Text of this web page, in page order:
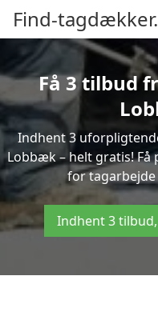
Find-
Få 3 tilbud
Indhent 3
Lobbæk – helt gratis!
for
Indhent 3